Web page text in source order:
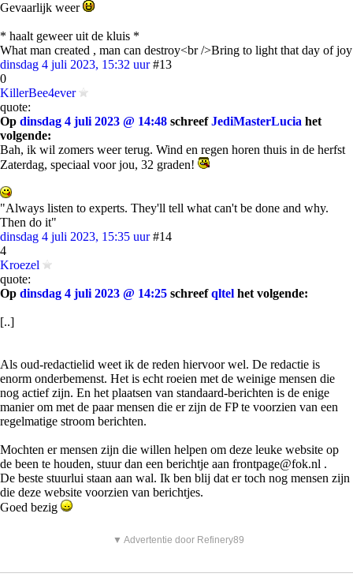
Gevaarlijk weer
* haalt geweer uit de kluis *
What man created , man can destroy<br />Bring to light that day of joy
dinsdag 4 juli 2023, 15:32 uur #13
0
KillerBee4ever
quote:
Op dinsdag 4 juli 2023 @ 14:48 schreefJediMasterLucia het
volgende:
Bah, ik wil zomers weer terug. Wind en regen horen thuis in de herfst
Zaterdag, speciaal voor jou, 32 graden!
"Always listen to experts. They'll tell what can't be done and why.
Then do it"
dinsdag 4 juli 2023, 15:35 uur #14
4
Kroezel
quote:
Op dinsdag 4 juli 2023 @ 14:25 schreefqltel het volgende:
[..]
Als oud-redactielid weet ik de reden hiervoor wel. De redactie is
enorm onderbemenst. Het is echt roeien met de weinige mensen die
nog actief zijn. En het plaatsen van standaard-berichten is de enige
manier om met de paar mensen die er zijn de FP te voorzien van een
regelmatige stroom berichten.
Mochten er mensen zijn die willen helpen om deze leuke website op
de been te houden, stuur dan een berichtje aan frontpage@fok.nl .
De beste stuurlui staan aan wal. Ik ben blij dat er toch nog mensen zijn
die deze website voorzien van berichtjes.
Goed bezig
▼ Advertentie door Refinery89